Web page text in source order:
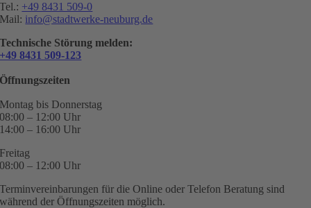
Tel.: +49 8431 509-0
Mail: info@stadtwerke-neuburg.de
Technische Störung melden:
+49 8431 509-123
Öffnungszeiten
Montag bis Donnerstag
08:00 – 12:00 Uhr
14:00 – 16:00 Uhr
Freitag
08:00 – 12:00 Uhr
Terminvereinbarungen für die Online oder Telefon Beratung sind
während der Öffnungszeiten möglich.